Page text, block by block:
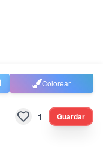
Colorear
1 Guardar